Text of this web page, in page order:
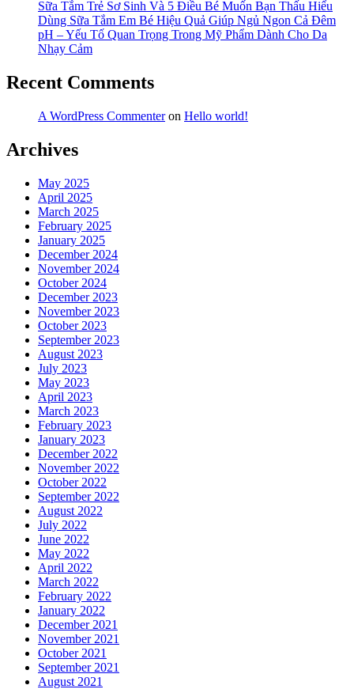
Sữa Tắm Trẻ Sơ Sinh Và 5 Điều Bé Muốn Bạn Thấu Hiểu
Dùng Sữa Tắm Em Bé Hiệu Quả Giúp Ngủ Ngon Cả Đêm
pH – Yếu Tố Quan Trọng Trong Mỹ Phẩm Dành Cho Da
Nhạy Cảm
Recent Comments
A WordPress Commenteron Hello world!
Archives
May 2025
April 2025
March 2025
February 2025
January 2025
December 2024
November 2024
October 2024
December 2023
November 2023
October 2023
September 2023
August 2023
July 2023
May 2023
April 2023
March 2023
February 2023
January 2023
December 2022
November 2022
October 2022
September 2022
August 2022
July 2022
June 2022
May 2022
April 2022
March 2022
February 2022
January 2022
December 2021
November 2021
October 2021
September 2021
August 2021